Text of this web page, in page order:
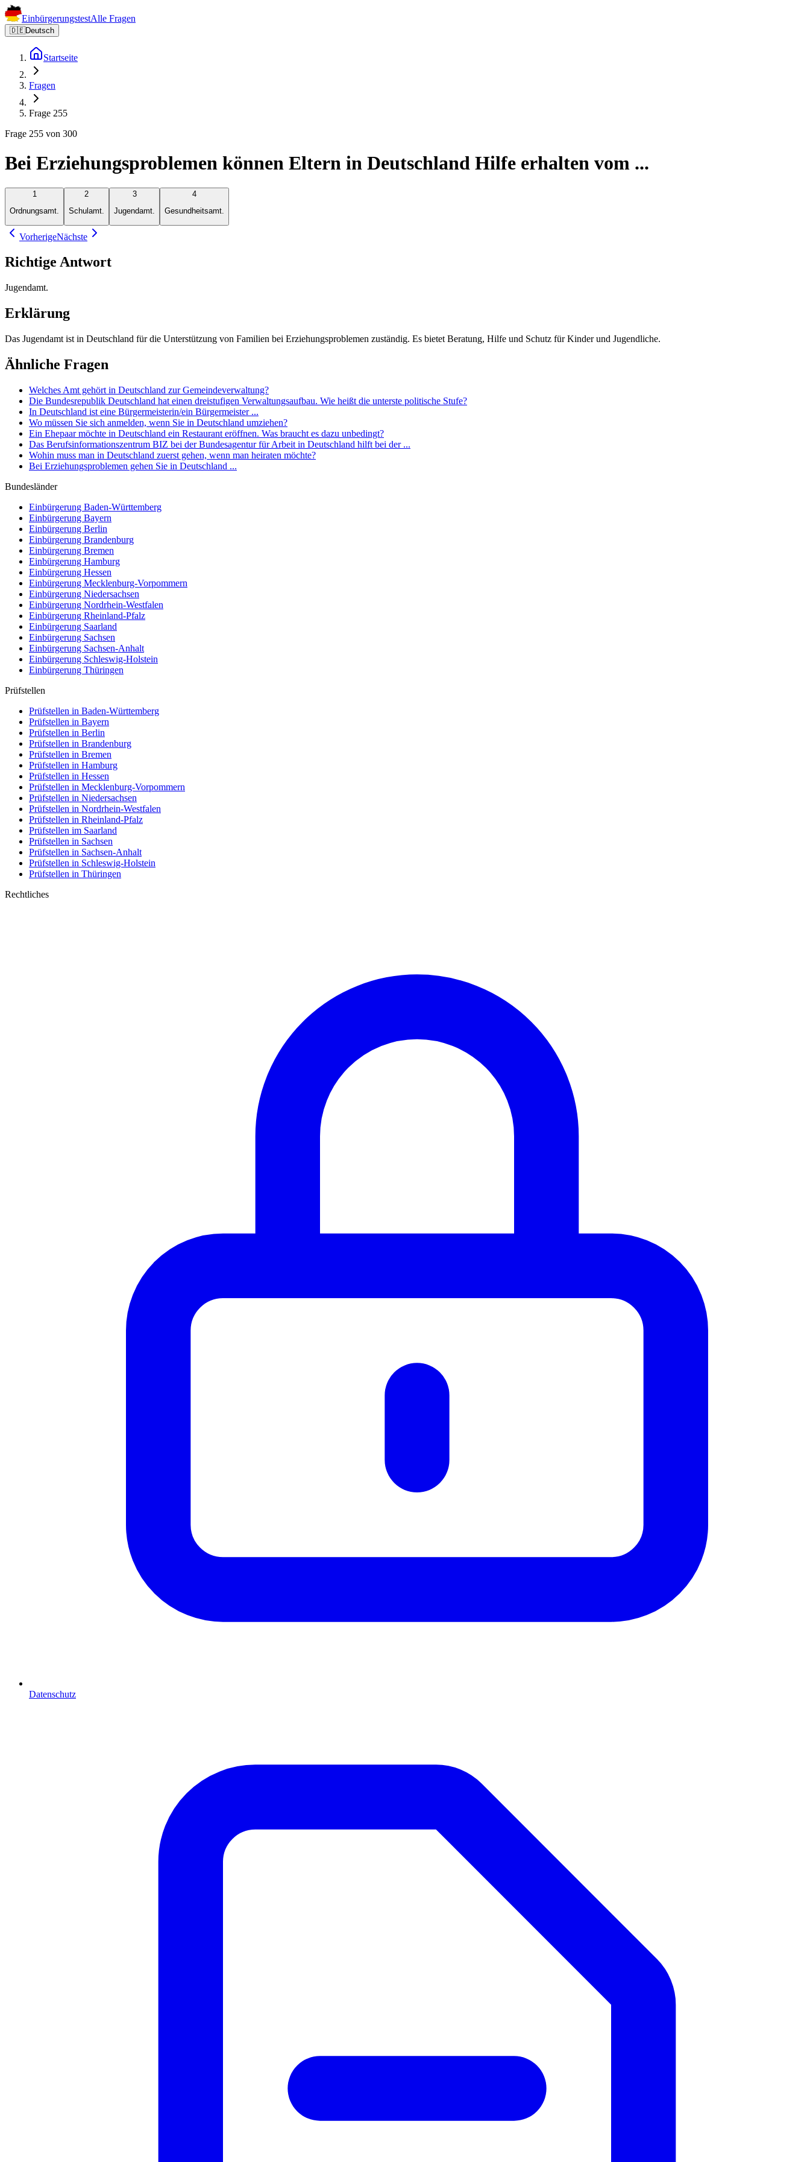
EinbürgerungstestAlle Fragen
🇩🇪Deutsch
Startseite
Fragen
Frage 255
Frage 255 von 300
Bei Erziehungsproblemen können Eltern in Deutschland Hilfe erhalten vom ...
1
Ordnungsamt.
2
Schulamt.
3
Jugendamt.
4
Gesundheitsamt.
VorherigeNächste
Richtige Antwort
Jugendamt.
Erklärung
Das Jugendamt ist in Deutschland für die Unterstützung von Familien bei Erziehungsproblemen zuständig. Es bietet Beratung, Hilfe und Schutz für Kinder und Jugendliche.
Ähnliche Fragen
Welches Amt gehört in Deutschland zur Gemeindeverwaltung?
Die Bundesrepublik Deutschland hat einen dreistufigen Verwaltungsaufbau. Wie heißt die unterste politische Stufe?
In Deutschland ist eine Bürgermeisterin/ein Bürgermeister ...
Wo müssen Sie sich anmelden, wenn Sie in Deutschland umziehen?
Ein Ehepaar möchte in Deutschland ein Restaurant eröffnen. Was braucht es dazu unbedingt?
Das Berufsinformationszentrum BIZ bei der Bundesagentur für Arbeit in Deutschland hilft bei der ...
Wohin muss man in Deutschland zuerst gehen, wenn man heiraten möchte?
Bei Erziehungsproblemen gehen Sie in Deutschland ...
Bundesländer
Einbürgerung Baden-Württemberg
Einbürgerung Bayern
Einbürgerung Berlin
Einbürgerung Brandenburg
Einbürgerung Bremen
Einbürgerung Hamburg
Einbürgerung Hessen
Einbürgerung Mecklenburg-Vorpommern
Einbürgerung Niedersachsen
Einbürgerung Nordrhein-Westfalen
Einbürgerung Rheinland-Pfalz
Einbürgerung Saarland
Einbürgerung Sachsen
Einbürgerung Sachsen-Anhalt
Einbürgerung Schleswig-Holstein
Einbürgerung Thüringen
Prüfstellen
Prüfstellen in Baden-Württemberg
Prüfstellen in Bayern
Prüfstellen in Berlin
Prüfstellen in Brandenburg
Prüfstellen in Bremen
Prüfstellen in Hamburg
Prüfstellen in Hessen
Prüfstellen in Mecklenburg-Vorpommern
Prüfstellen in Niedersachsen
Prüfstellen in Nordrhein-Westfalen
Prüfstellen in Rheinland-Pfalz
Prüfstellen im Saarland
Prüfstellen in Sachsen
Prüfstellen in Sachsen-Anhalt
Prüfstellen in Schleswig-Holstein
Prüfstellen in Thüringen
Rechtliches
Datenschutz